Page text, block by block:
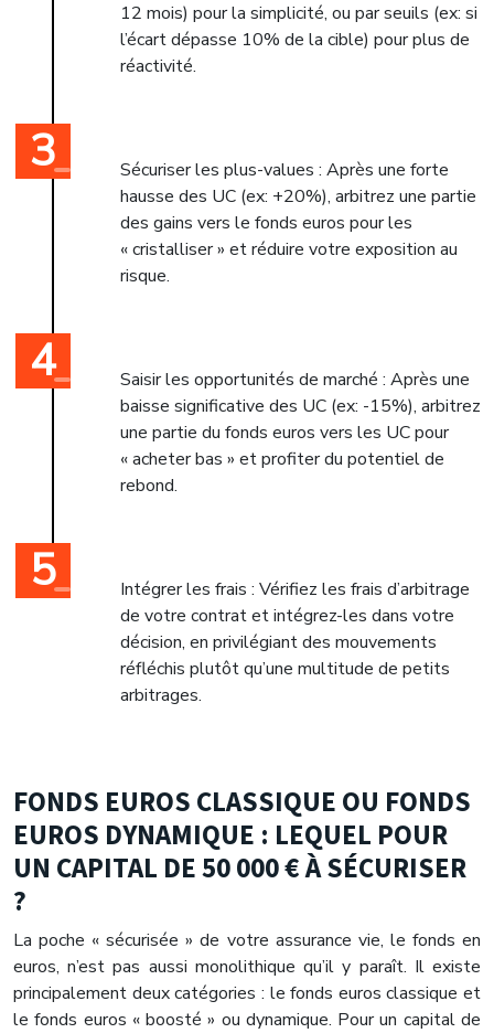
12 mois) pour la simplicité, ou par seuils (ex: si
l’écart dépasse 10% de la cible) pour plus de
réactivité.
Sécuriser les plus-values : Après une forte
hausse des UC (ex: +20%), arbitrez une partie
des gains vers le fonds euros pour les
« cristalliser » et réduire votre exposition au
risque.
Saisir les opportunités de marché : Après une
baisse significative des UC (ex: -15%), arbitrez
une partie du fonds euros vers les UC pour
« acheter bas » et profiter du potentiel de
rebond.
Intégrer les frais : Vérifiez les frais d’arbitrage
de votre contrat et intégrez-les dans votre
décision, en privilégiant des mouvements
réfléchis plutôt qu’une multitude de petits
arbitrages.
FONDS EUROS CLASSIQUE OU FONDS
EUROS DYNAMIQUE : LEQUEL POUR
UN CAPITAL DE 50 000 € À SÉCURISER
?
La poche « sécurisée » de votre assurance vie, le fonds en
euros, n’est pas aussi monolithique qu’il y paraît. Il existe
principalement deux catégories : le fonds euros classique et
le fonds euros « boosté » ou dynamique. Pour un capital de